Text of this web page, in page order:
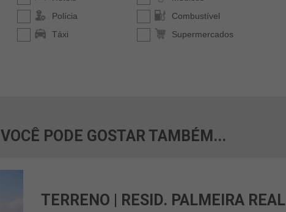
VOCÊ PODE GOSTAR TAMBÉM...
TERRENO | RESID. PALMEIRA REAL